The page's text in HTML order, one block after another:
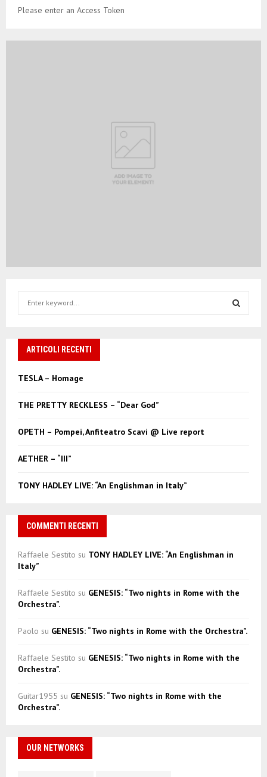
Please enter an Access Token
h
o
ARTICOLI RECENTI
TESLA – Homage
THE PRETTY RECKLESS – “Dear God”
OPETH – Pompei, Anfiteatro Scavi @ Live report
AETHER – “III”
TONY HADLEY LIVE: “An Englishman in Italy”
COMMENTI RECENTI
Raffaele Sestito su TONY HADLEY LIVE: “An Englishman in
Italy”
Raffaele Sestito su GENESIS: “Two nights in Rome with the
Orchestra”.
Paolo su GENESIS: “Two nights in Rome with the Orchestra”.
Raffaele Sestito su GENESIS: “Two nights in Rome with the
Orchestra”.
Guitar1955 su GENESIS: “Two nights in Rome with the
Orchestra”.
OUR NETWORKS